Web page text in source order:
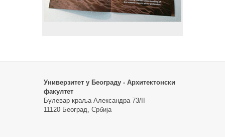
Универзитет у Београду - Архитектонски
факултет
Булевар краља Александра 73/II
11120 Београд, Србија